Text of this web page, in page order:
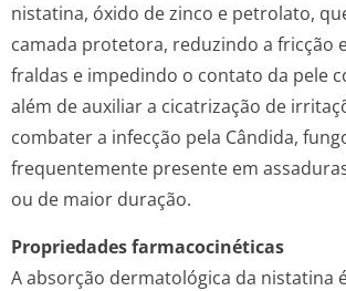
nistatina, óxido de zinco e petrolato,
camada protetora, reduzindo a fricção
fraldas e impedindo o contato da pele
além de auxiliar a cicatrização de
combater a infecção pela Cândida,
frequentemente presente em
ou de maior duração.
Propriedades farmacocinéticas
A absorção dermatológica da nistatina